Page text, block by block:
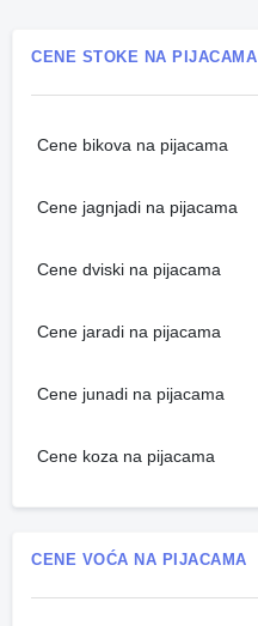
CENE STOKE NA PIJACAMA
Cene bikova na pijacama
Cene jagnjadi na pijacama
Cene dviski na pijacama
Cene jaradi na pijacama
Cene junadi na pijacama
Cene koza na pijacama
CENE VOĆA NA PIJACAMA